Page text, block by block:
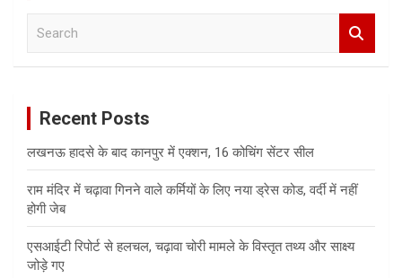
Recent Posts
लखनऊ हादसे के बाद कानपुर में एक्शन, 16 कोचिंग सेंटर सील
राम मंदिर में चढ़ावा गिनने वाले कर्मियों के लिए नया ड्रेस कोड, वर्दी में नहीं
होगी जेब
एसआईटी रिपोर्ट से हलचल, चढ़ावा चोरी मामले के विस्तृत तथ्य और साक्ष्य
जोड़े गए